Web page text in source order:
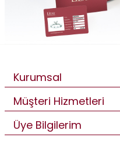
Kurumsal
Müşteri Hizmetleri
Üye Bilgilerim